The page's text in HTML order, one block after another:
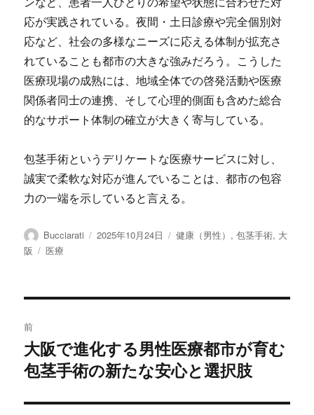
応が実践されている。夜間・土日診療や完全個別対
応など、社会の多様なニーズに応える体制が拡充さ
れていることも都市の大きな強みだろう。こうした
医療現場の成熟には、地域全体での啓発活動や医療
関係者同士の連携、そして心理的側面も含めた総合
的なサポート体制の確立が大きく寄与している。
包茎手術というデリケートな医療サービスに対し、
誠実で柔軟な対応が進んでいることは、都市の包容
力の一端を示していると言える。
投
稿
Bucciarati
投
2025年10月24日
カ
健康（男性） ,包茎手術, 大
阪
タ
医療
稿
ナ
ビ
前
前
の
稿:
大阪で進化する男性医療都市が育む
包茎手術の新たな安心と選択肢